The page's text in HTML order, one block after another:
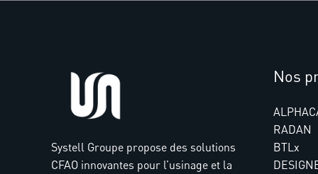
Systell Groupe propose des solutions
CFAO innovantes pour l’usinage et la
Nos
RADAN
BTLx